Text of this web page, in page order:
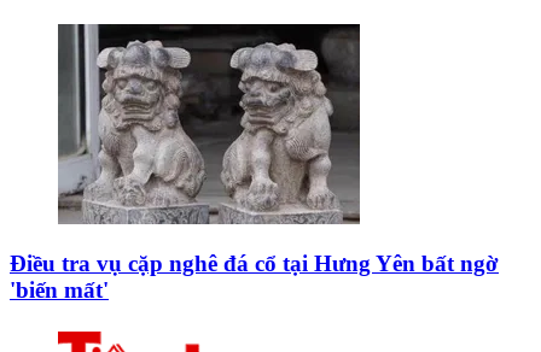
Điều tra vụ cặp nghê đá cổ tại Hưng Yên bất ngờ
'biến mất'